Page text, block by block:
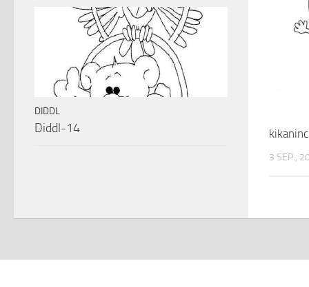
3 SEP.,
DIDDL
Diddl-14